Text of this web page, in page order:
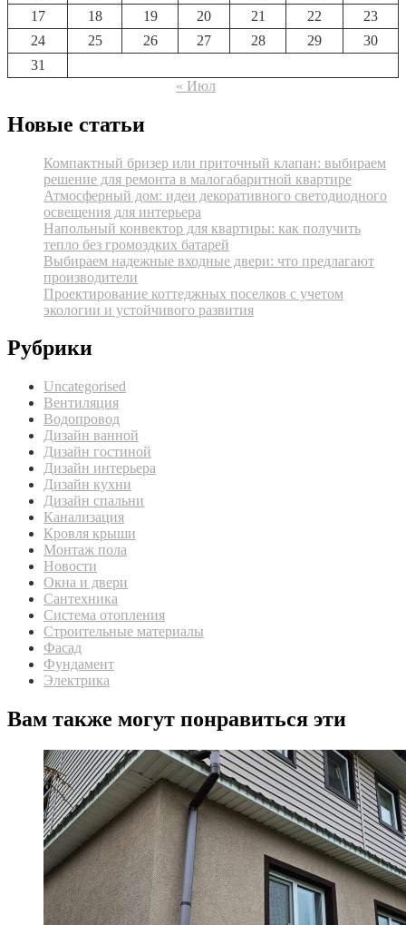
17
18 19 20 21 22
23
24
25 26 27 28 29
30
31
« Июл
Новые статьи
Компактный бризер или приточный клапан: выбираем
решение для ремонта в малогабаритной квартире
Атмосферный дом: идеи декоративного светодиодного
освещения для интерьера
Напольный конвектор для квартиры: как получить
тепло без громоздких батарей
Выбираем надежные входные двери: что предлагают
производители
Проектирование коттеджных поселков с учетом
экологии и устойчивого развития
Рубрики
Uncategorised
Вентиляция
Водопровод
Дизайн ванной
Дизайн гостиной
Дизайн интерьера
Дизайн кухни
Дизайн спальни
Канализация
Кровля крыши
Монтаж пола
Новости
Окна и двери
Сантехника
Система отопления
Строительные материалы
Фасад
Фундамент
Электрика
Вам также могут понравиться эти